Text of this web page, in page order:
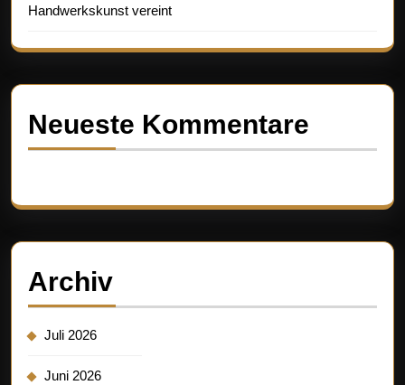
Handwerkskunst vereint
Neueste Kommentare
Archiv
Juli 2026
Juni 2026